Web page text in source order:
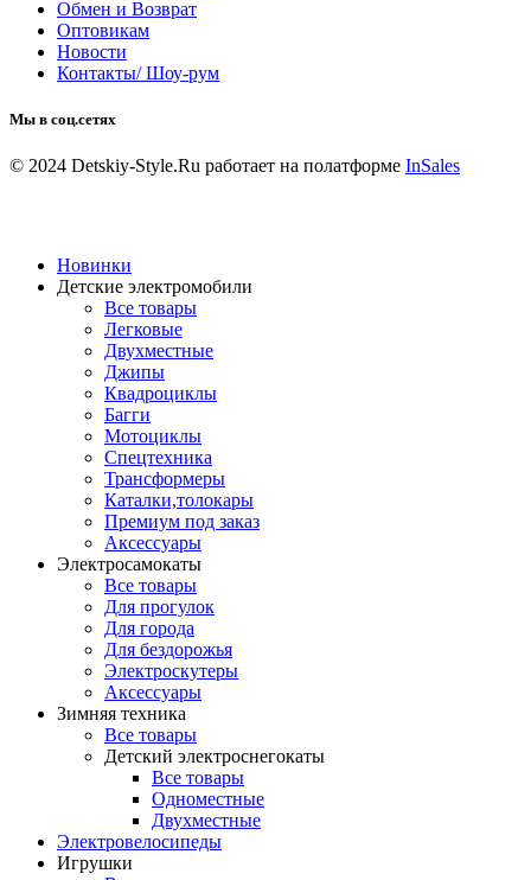
Обмен и Возврат
Оптовикам
Новости
Контакты/ Шоу-рум
Мы в соц.сетях
© 2024 Detskiy-Style.Ru работает на полатформе InSales
Новинки
Детские электромобили
Все товары
Легковые
Двухместные
Джипы
Квадроциклы
Багги
Мотоциклы
Спецтехника
Трансформеры
Каталки,толокары
Премиум под заказ
Аксессуары
Электросамокаты
Все товары
Для прогулок
Для города
Для бездорожья
Электроскутеры
Аксессуары
Зимняя техника
Все товары
Детский электроснегокаты
Все товары
Одноместные
Двухместные
Электровелосипеды
Игрушки